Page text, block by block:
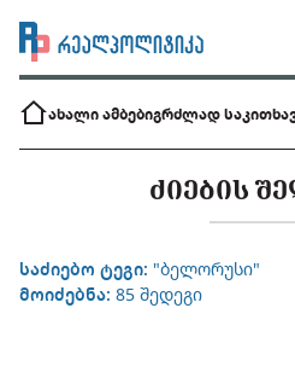
ახალი ამბებიგრძლად
ᲫᲘᲔᲑᲘᲡ
საძიებო ტეგი: "ბელორუსი"
მოიძებნა: 85 შედეგი